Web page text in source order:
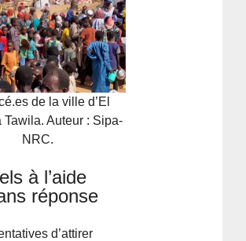
de la ville d’El
Tawila. Auteur : Sipa-
NRC.
à l’aide
réponse
d’attirer